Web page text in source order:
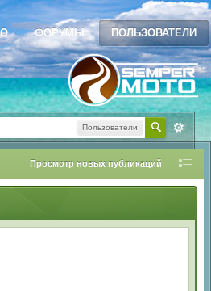
ФОРУМЫ ПОЛЬЗОВАТЕЛИ
Пользователи
Просмотр новых публикаций